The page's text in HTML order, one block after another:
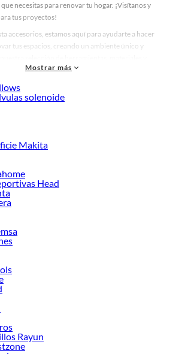
necesitas para renovar tu hogar. ¡Visítanos y
tus proyectos!
accesorios, estamos aquí para ayudarte a hacer
tus espacios, creando un ambiente único y
te ayudarán a crear un espacio más tú.
proyectos de decoración, estamos aquí para hacer
y encuentra todo lo que tenemos para ofrecerte en
de Sábanas Super King en Sodimac
y accesorios de calidad para tus proyectos y
y descubre todo lo que tenemos para
de productos de Sábanas Super King en
lo necesario para tus proyectos de renovación y
tus ideas realidad!
Mostrar más
solenoide
Makita
Head
Rayun